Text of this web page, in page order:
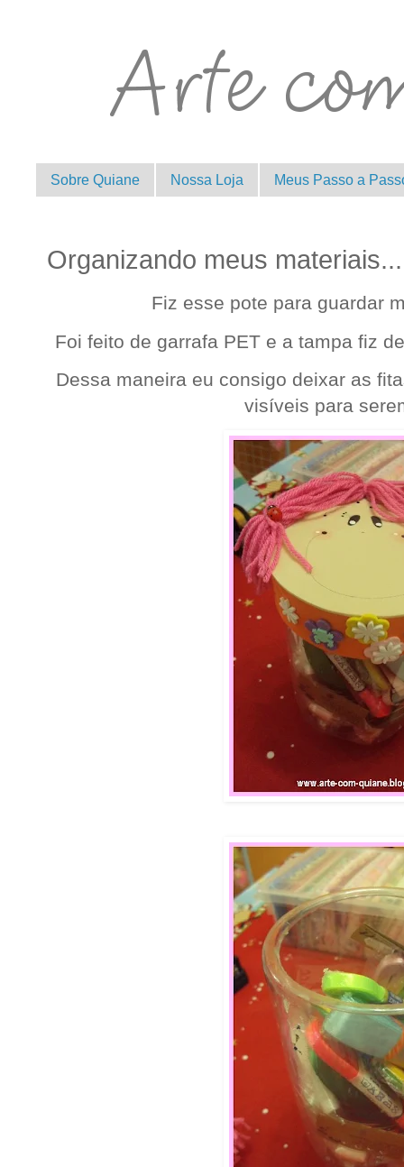
Sobre Quiane Nossa Loja Meus Passo a
Organizando meus materiais...
Fiz esse pote para guardar
Foi feito de garrafa PET e a tampa fiz
Dessa maneira eu consigo deixar as
visíveis para